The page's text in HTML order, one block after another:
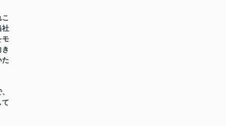
社
モ
た
て